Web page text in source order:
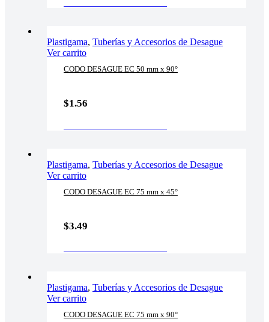
Plastigama, Tuberías y Accesorios de Desague
Ver carrito
CODO DESAGUE EC 50 mm x 90°
$1.56
Plastigama, Tuberías y Accesorios de Desague
Ver carrito
CODO DESAGUE EC 75 mm x 45°
$3.49
Plastigama, Tuberías y Accesorios de Desague
Ver carrito
CODO DESAGUE EC 75 mm x 90°